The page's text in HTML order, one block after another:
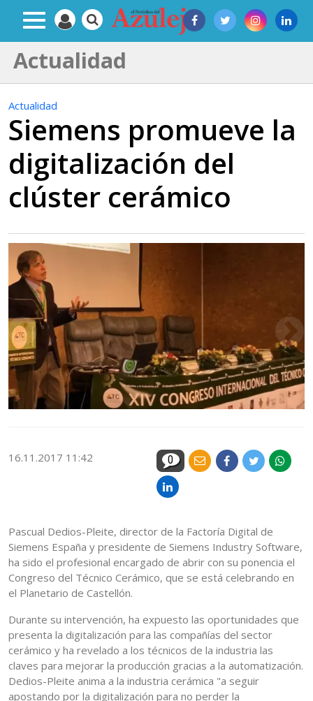
Actualidad
Actualidad
Siemens promueve la
digitalización del
clúster cerámico
16.11.2017 11:42 0
Pascual Dedios-Pleite, director de la Factoría Digital de
Siemens España y presidente de Siemens Industry Software,
ha sido el profesional encargado de abrir con su ponencia el
Congreso del Técnico Cerámico, que se está celebrando en
el Planetario de Castellón.
Durante su intervención, ha expuesto las oportunidades que
presenta la digitalización para las compañías del sector
cerámico y ha revelado a los técnicos de la industria las
claves para mejorar la producción gracias a la automatización.
Dedios-Pleite anima a la industria cerámica "a seguir
apostando por la digitalización para no perder la